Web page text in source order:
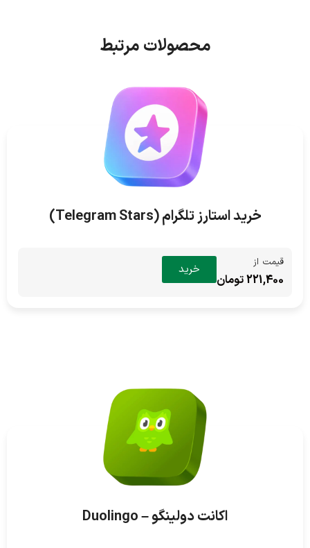
محصولات مرتبط
خرید استارز تلگرام (Telegram Stars)
قیمت از
221,400 تومان
خرید
اکانت دولینگو – Duolingo